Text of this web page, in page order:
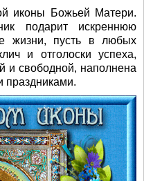
иконы Божьей Матери.
подарит искреннюю
жизни, пусть в любых
и отголоски успеха,
и свободной, наполнена
праздниками.